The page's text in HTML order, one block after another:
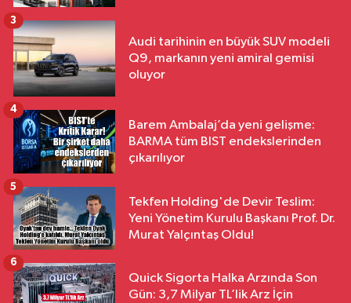
Audi tarihinin en büyük SUV modeli
Q9, markanın yeni amiral gemisi
oluyor
3
Barem Ambalaj’da yeni gelişme:
BARMA tüm BIST endekslerinden
çıkarılıyor
4
Tekfen Holding'de Devir Teslim:
Yeni Yönetim Kurulu Başkanı Prof. Dr.
Murat Yalçıntaş Oldu!
5
Quick Sigorta Halka Arzında Son
Gün: 3,7 Milyar TL’lik Arz İçin
6